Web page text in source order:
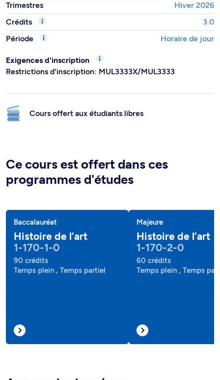
Trimestres
Hiver 2026
Crédits
3.0
Période
Horaire de jour
Exigences d'inscription
Restrictions d'inscription: MUL3333X/MUL3333
Cours offert aux étudiants libres
Ce cours est offert dans ces
programmes d'études
Baccalauréat
Histoire de l’art
1-170-1-0
90 crédits
Temps plein , Temps partiel
Majeure
Histoire de l’art
1-170-2-0
60 crédits
Temps plein , Temps